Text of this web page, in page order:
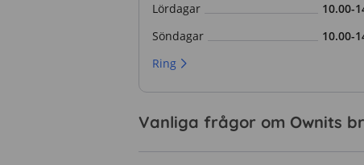
Lördagar
10.00-
Söndagar
10.00-
Ring
Vanliga frågor om Ownits